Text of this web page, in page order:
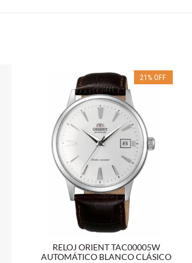
21 % OFF
RELOJ ORIENT TAC00005W
AUTOMÁTICO BLANCO CLÁSICO